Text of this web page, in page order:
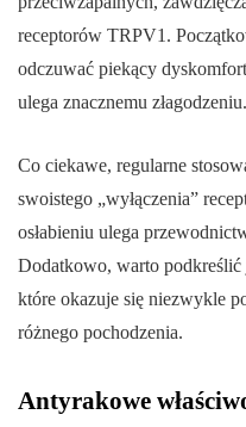
receptorów TRPV1.
odczuwać piekący
ulega znacznemu złagodzeniu.
Co ciekawe, regularne
swoistego „wyłączenia”
osłabieniu ulega
Dodatkowo, warto podkreślić
które okazuje się niezwykle
różnego pochodzenia.
Antyrakowe